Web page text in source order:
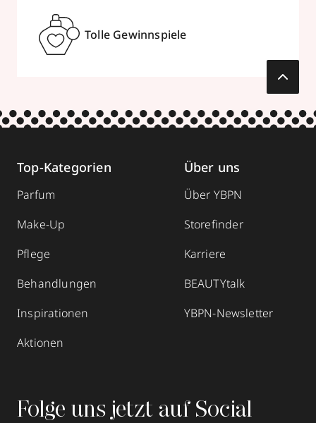
Tolle Gewinnspiele
Top-Kategorien
Parfum
Make-Up
Pflege
Behandlungen
Inspirationen
Aktionen
Über uns
Über YBPN
Storefinder
Karriere
BEAUTYtalk
YBPN-Newsletter
Folge uns jetzt auf Social